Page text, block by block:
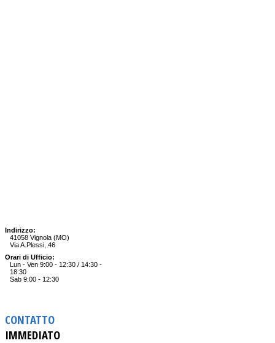
Indirizzo:
41058 Vignola (MO)
Via A.Plessi, 46
Orari di Ufficio:
Lun - Ven 9:00 - 12:30 / 14:30 -
18:30
Sab 9:00 - 12:30
CONTATTO
IMMEDIATO